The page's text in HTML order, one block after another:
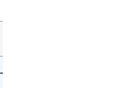
点
連携を含む全体最適